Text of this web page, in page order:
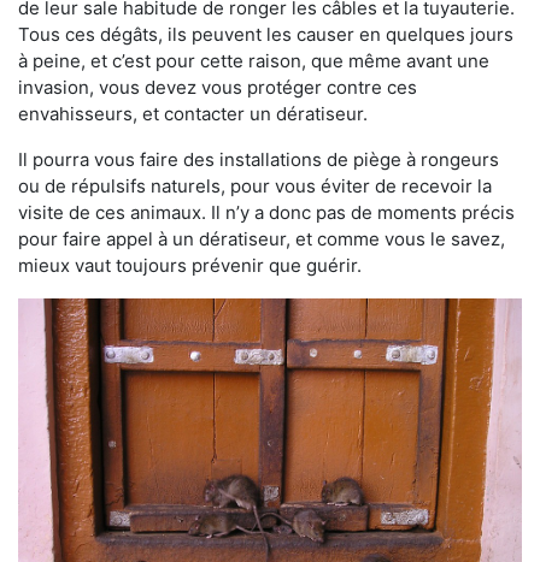
de leur sale habitude de ronger les câbles et la tuyauterie.
Tous ces dégâts, ils peuvent les causer en quelques jours
à peine, et c’est pour cette raison, que même avant une
invasion, vous devez vous protéger contre ces
envahisseurs, et contacter un dératiseur.
Il pourra vous faire des installations de piège à rongeurs
ou de répulsifs naturels, pour vous éviter de recevoir la
visite de ces animaux. Il n’y a donc pas de moments précis
pour faire appel à un dératiseur, et comme vous le savez,
mieux vaut toujours prévenir que guérir.